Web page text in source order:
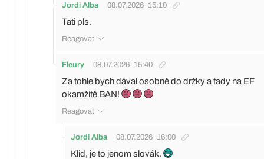
Jordi Alba 08.07.2026 15:10
Tati pls.
Reagovat
Fleury 08.07.2026 15:40
Za tohle bych dával osobně do držky a tady na EF
okamžitě BAN!
Reagovat
Jordi Alba 08.07.2026 16:00
Klid, je to jenom slovák.